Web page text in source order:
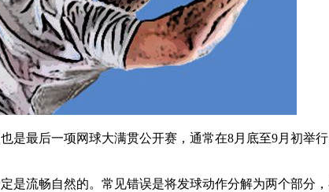
是最后一项网球大满贯公开赛，通常在8月底至9月初
是流畅自然的。常见错误是将发球动作分解为两个部